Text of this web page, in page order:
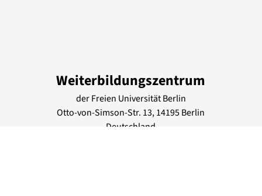
Weiterbildungszentrum
der Freien Universität Berlin
Otto-von-Simson-Str. 13, 14195Berlin
Deutschland